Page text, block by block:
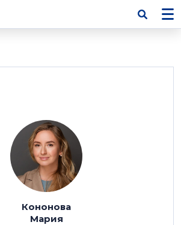
Кононова
Мария